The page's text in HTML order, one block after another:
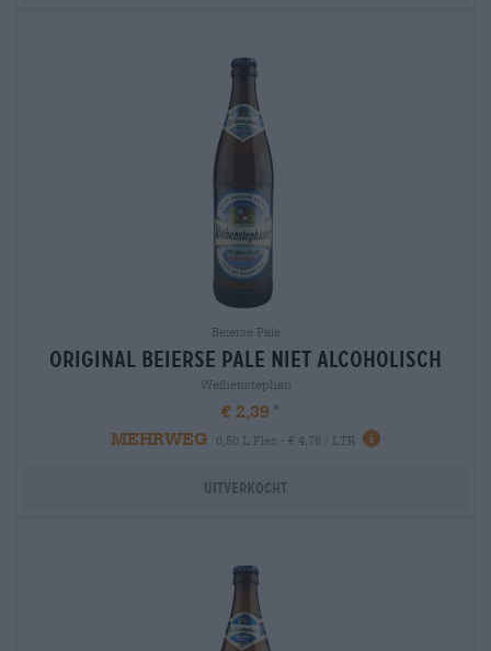
Beierse Pale
original Beierse Pale niet alcoholisch
Weihenstephan
€ 2,39
MEHRWEG
0,50 L Fles - € 4,78 / LTR
Uitverkocht